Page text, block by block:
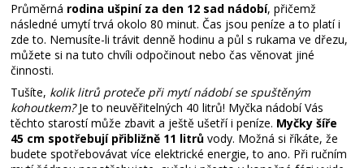
Průměrná rodina ušpiní za den 12 sad nádobí, přičemž
následné umytí trvá okolo 80 minut. Čas jsou peníze a to platí i
zde to. Nemusíte-li trávit denně hodinu a půl s rukama ve dřezu,
můžete si na tuto chvíli odpočinout nebo čas věnovat jiné
činnosti.
Tušíte, kolik litrů proteče při mytí nádobí se spuštěným
kohoutkem?Je to neuvěřitelných 40 litrů! Myčka nádobí Vás
těchto starostí může zbavit a ještě ušetří i peníze. Myčky šíře
45 cm spotřebují přibližně 11 litrů vody. Možná si říkáte, že
budete spotřebovávat více elektrické energie, to ano. Při ručním